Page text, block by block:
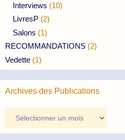
Interviews (10)
LivresP (2)
Salons (1)
RECOMMANDATIONS (2)
Vedette (1)
Archives des Publications
des
Publications